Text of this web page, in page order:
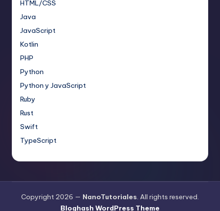
HTML/CSS
Java
JavaScript
Kotlin
PHP
Python
Python y JavaScript
Ruby
Rust
Swift
TypeScript
Copyright 2026 — NanoTutoriales. All rights reserved.
Bloghash WordPress Theme